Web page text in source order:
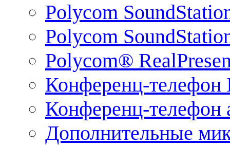
Polycom
Polycom
Polycom®
Конференц-телефон
Конференц-телефон
Дополнительные